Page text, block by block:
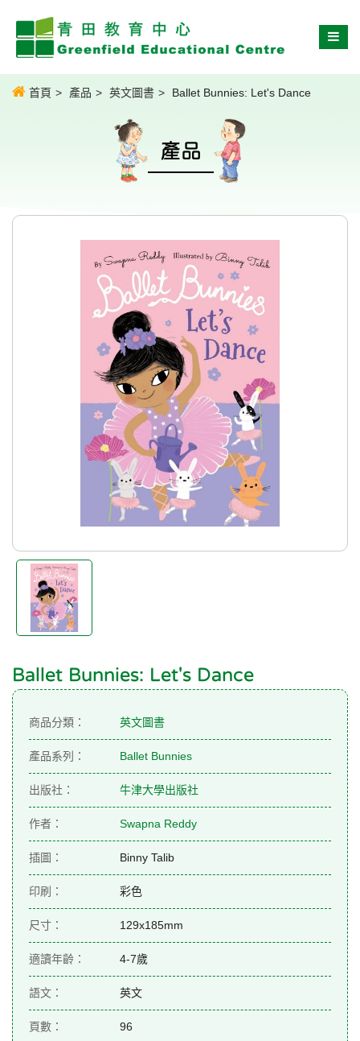
首頁 產品 英文圖書 Ballet Bunnies: Let's Dance
產品
Ballet Bunnies: Let's Dance
商品分類： 英文圖書
產品系列： Ballet Bunnies
出版社： 牛津大學出版社
作者： Swapna Reddy
插圖： Binny Talib
印刷： 彩色
尺寸： 129x185mm
適讀年齡： 4-7歲
語文： 英文
頁數： 96